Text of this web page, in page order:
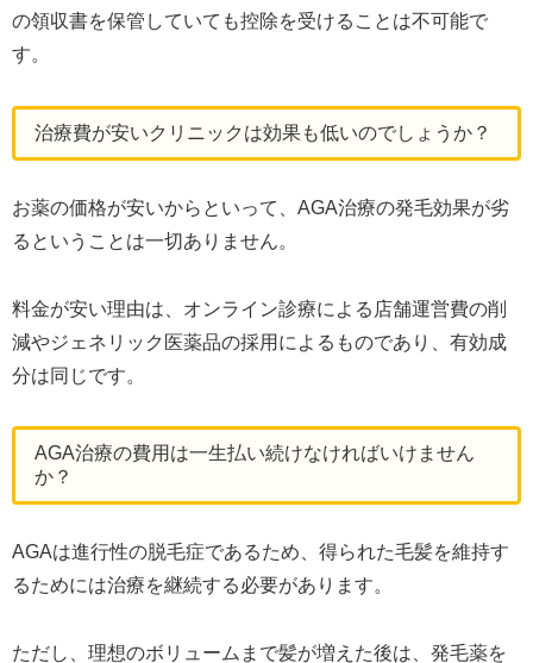
の領収書を保管していても控除を受けることは不可能で
す。
治療費が安いクリニックは効果も低いのでしょうか？
お薬の価格が安いからといって、AGA治療の発毛効果が劣
るということは一切ありません。
料金が安い理由は、オンライン診療による店舗運営費の削
減やジェネリック医薬品の採用によるものであり、有効成
分は同じです。
AGA治療の費用は一生払い続けなければいけません
か？
AGAは進行性の脱毛症であるため、得られた毛髪を維持す
るためには治療を継続する必要があります。
ただし、理想のボリュームまで髪が増えた後は、発毛薬を